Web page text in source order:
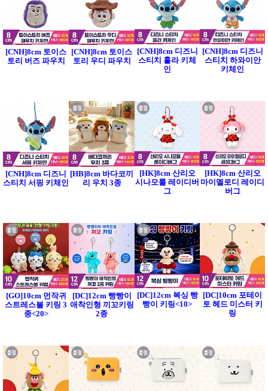
[CNH]8cm 토이스
토리 버즈 파우치
[CNH]8cm 토이스
토리 우디 파우치
[CNH]8cm 디즈니
스티치 훌라 키체
인
[CNH]8cm 디즈니
스티치 하와이안
키체인
[CNH]8cm 디즈니
스티치 서핑 키체인
[HB]8cm 바다코끼
리 우치 3종
[HK]8cm 산리오
시나모롤 레이디버
그
[HK]8cm 산리오
마이멜로디 레이디
버그
[GO]10cm 먼작귀
스트레스볼 키링 3
종<20>
[DC]12cm 빵빵이
애착인형 끼꼬키링
2종
[DC]12cm 복싱 빵
빵이 키링<10>
[DC]10cm 포테이
토 헤드 미스터 키
링